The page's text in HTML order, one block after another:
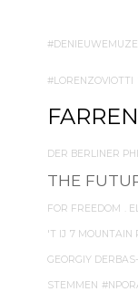
#DENIEUWEMUZE
#LORENZOVIOTTI
DER BERLINER
THE
FOR FREEDOM .
'T IJ 7 MOUNTAIN
GEORGIY
STEMMEN